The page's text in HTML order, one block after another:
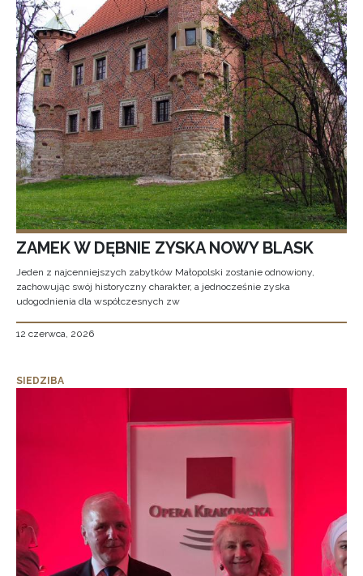
ZAMEK W DĘBNIE ZYSKA NOWY BLASK
Jeden z najcenniejszych zabytków Małopolski zostanie odnowiony,
zachowując swój historyczny charakter, a jednocześnie zyska
udogodnienia dla współczesnych zw
12 czerwca, 2026
SIEDZIBA